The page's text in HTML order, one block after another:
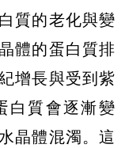
質的老化與變
體的蛋白質排
增長與受到紫
白質會逐漸變
晶體混濁。這